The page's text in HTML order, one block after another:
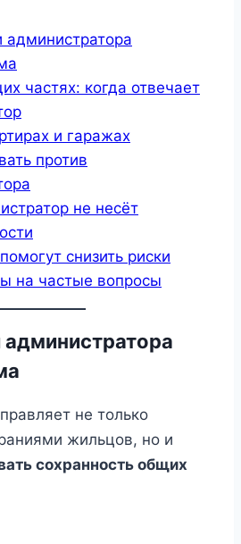
администратора
частях: когда отвечает
и гаражах
против
не несёт
снизить риски
на частые вопросы
не только
жильцов, но и
сохранность общих